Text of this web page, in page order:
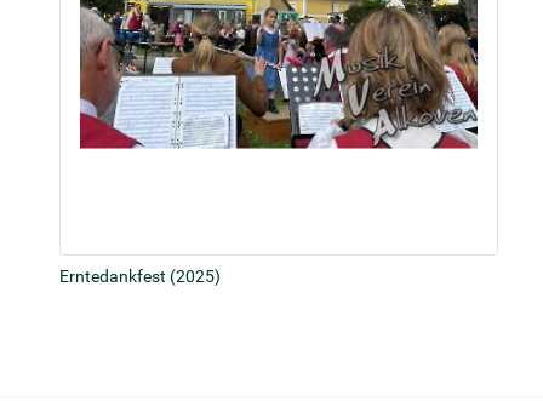
Erntedankfest (2025)